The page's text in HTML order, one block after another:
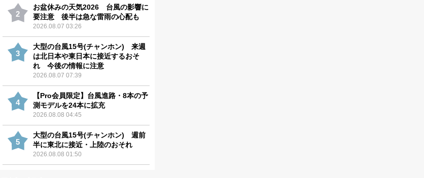
2
お盆休みの天気2026 台風の影響に
要注意 後半は急な雷雨の心配も
2026.08.07 03:26
3
大型の台風15号(チャンホン) 来週
は北日本や東日本に接近するおそ
れ 今後の情報に注意
2026.08.07 07:39
4
【Pro会員限定】台風進路・8本の予
測モデルを24本に拡充
2026.08.08 04:45
5
大型の台風15号(チャンホン) 週前
半に東北に接近・上陸のおそれ
2026.08.08 01:50